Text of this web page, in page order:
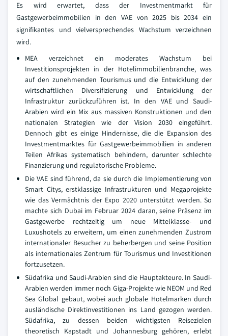
Es wird erwartet, dass der Investmentmarkt für
Gastgewerbeimmobilien in den VAE von 2025 bis 2034 ein
signifikantes und vielversprechendes Wachstum verzeichnen
wird.
MEA verzeichnet ein moderates Wachstum bei
Investitionsprojekten in der Hotelimmobilienbranche, was
auf den zunehmenden Tourismus und die Entwicklung der
wirtschaftlichen Diversifizierung und Entwicklung der
Infrastruktur zurückzuführen ist. In den VAE und Saudi-
Arabien wird ein Mix aus massiven Konstruktionen und den
nationalen Strategien wie der Vision 2030 eingeführt.
Dennoch gibt es einige Hindernisse, die die Expansion des
Investmentmarktes für Gastgewerbeimmobilien in anderen
Teilen Afrikas systematisch behindern, darunter schlechte
Finanzierung und regulatorische Probleme.
Die VAE sind führend, da sie durch die Implementierung von
Smart Citys, erstklassige Infrastrukturen und Megaprojekte
wie das Vermächtnis der Expo 2020 unterstützt werden. So
machte sich Dubai im Februar 2024 daran, seine Präsenz im
Gastgewerbe rechtzeitig um neue Mittelklasse- und
Luxushotels zu erweitern, um einen zunehmenden Zustrom
internationaler Besucher zu beherbergen und seine Position
als internationales Zentrum für Tourismus und Investitionen
fortzusetzen.
Südafrika und Saudi-Arabien sind die Hauptakteure. In Saudi-
Arabien werden immer noch Giga-Projekte wie NEOM und Red
Sea Global gebaut, wobei auch globale Hotelmarken durch
ausländische Direktinvestitionen ins Land gezogen werden.
Südafrika, zu dessen beiden wichtigsten Reisezielen
theoretisch Kapstadt und Johannesburg gehören, erlebt